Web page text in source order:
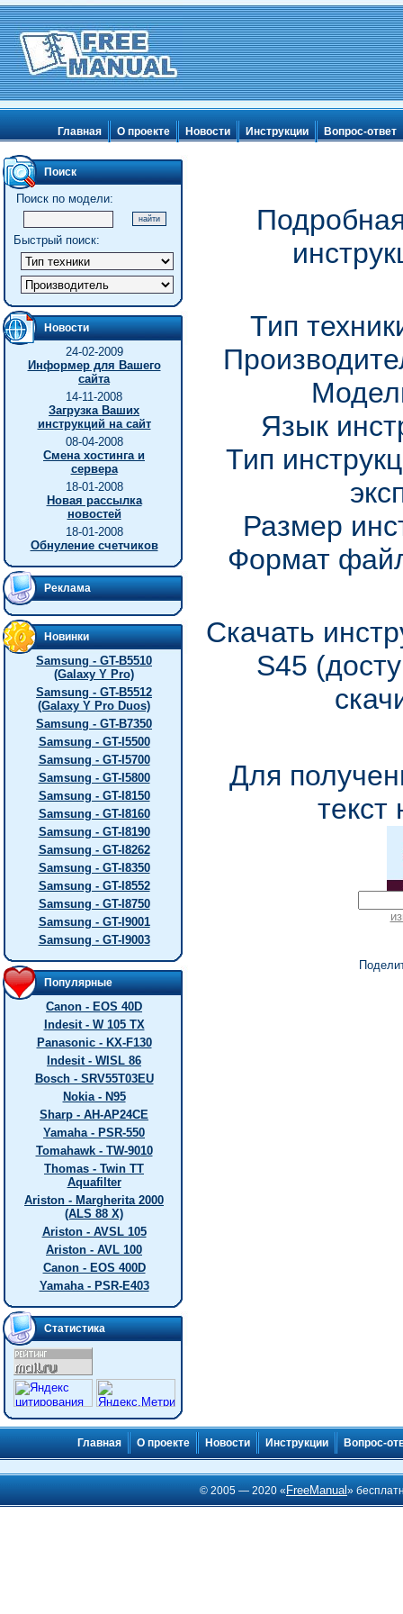
Главная О проекте Новости Инструкции Вопрос-ответ
Поиск
Поиск по модели:
Быстрый поиск:
Новости
24-02-2009
Информер для Вашего
сайта
14-11-2008
Загрузка Ваших
инструкций на сайт
08-04-2008
Смена хостинга и
сервера
18-01-2008
Новая рассылка
новостей
18-01-2008
Обнуление счетчиков
Реклама
Новинки
Samsung - GT-B5510
(Galaxy Y Pro)
Samsung - GT-B5512
(Galaxy Y Pro Duos)
Samsung - GT-B7350
Samsung - GT-I5500
Samsung - GT-I5700
Samsung - GT-I5800
Samsung - GT-I8150
Samsung - GT-I8160
Samsung - GT-I8190
Samsung - GT-I8262
Samsung - GT-I8350
Samsung - GT-I8552
Samsung - GT-I8750
Samsung - GT-I9001
Samsung - GT-I9003
Популярные
Canon - EOS 40D
Indesit - W 105 TX
Panasonic - KX-F130
Indesit - WISL 86
Bosch - SRV55T03EU
Nokia - N95
Sharp - AH-AP24CE
Yamaha - PSR-550
Tomahawk - TW-9010
Thomas - Twin TT
Aquafilter
Ariston - Margherita 2000
(ALS 88 X)
Ariston - AVSL 105
Ariston - AVL 100
Canon - EOS 400D
Yamaha - PSR-E403
Статистика
Тип
Язык
Тип
Размер
Формат
Скачать
S45
Для
текст
Главная О проекте Новости Инструкции Вопрос-
© 2005 — 2020 « FreeManual»